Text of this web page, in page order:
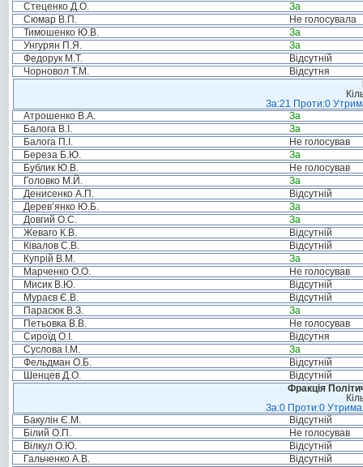
Стеценко Д.О.
За
Сюмар В.П.
Не голосувала
Тимошенко Ю.В.
За
Унгурян П.Я.
За
Федорук М.Т.
Відсутній
Чорновол Т.М.
Відсутня
За:21 Проти:0
Атрошенко В.А.
За
Балога В.І.
За
Балога П.І.
Не голосував
Береза Б.Ю.
За
Бублик Ю.В.
Не голосував
Головко М.Й.
За
Денисенко А.П.
Відсутній
Дерев’янко Ю.Б.
За
Довгий О.С.
За
Жеваго К.В.
Відсутній
Ківалов С.В.
Відсутній
Купрій В.М.
За
Марченко О.О.
Не голосував
Мисик В.Ю.
Відсутній
Мураєв Є.В.
Відсутній
Парасюк В.З.
За
Петьовка В.В.
Не голосував
Сироїд О.І.
Відсутня
Суслова І.М.
За
Фельдман О.Б.
Відсутній
Шенцев Д.О.
Відсутній
Фракція
За:0 Проти:0
Бакулін Є.М.
Відсутній
Білий О.П.
Не голосував
Вілкул О.Ю.
Відсутній
Гальченко А.В.
Відсутній